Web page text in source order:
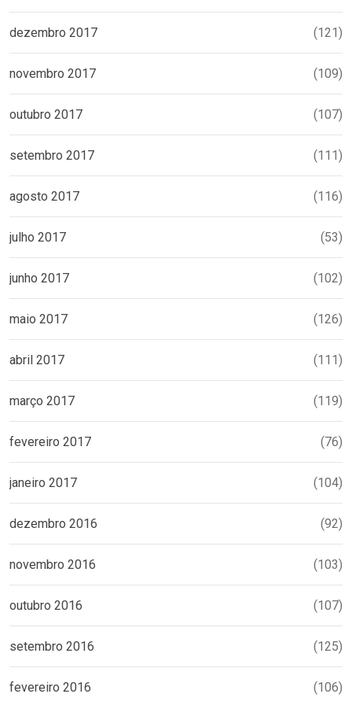
dezembro 2017 (121)
novembro 2017 (109)
outubro 2017 (107)
setembro 2017 (111)
agosto 2017 (116)
julho 2017 (53)
junho 2017 (102)
maio 2017 (126)
abril 2017 (111)
março 2017 (119)
fevereiro 2017 (76)
janeiro 2017 (104)
dezembro 2016 (92)
novembro 2016 (103)
outubro 2016 (107)
setembro 2016 (125)
fevereiro 2016 (106)